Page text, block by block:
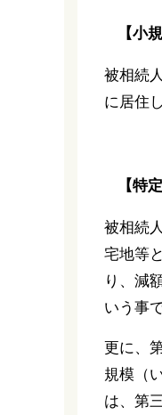
【小
被相続
に居住
【特
被相続
宅地等
り、減
いう事
更に、
規模（
は、第